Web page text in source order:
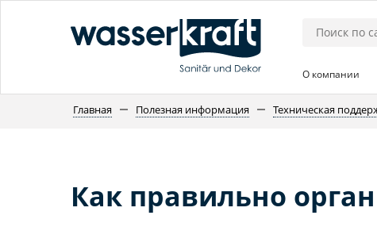
О компании
Главная Полезная информация Техническая
Как правильно